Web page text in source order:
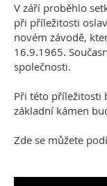
V září proběhlo
při příležitosti
novém závodě,
16.9.1965.
společnosti.
Při této příležitosti
základní kámen
Zde se můžete